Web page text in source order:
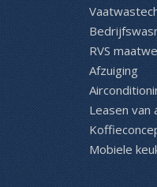
RVS
Afzuiging
Leasen van
Mobiele